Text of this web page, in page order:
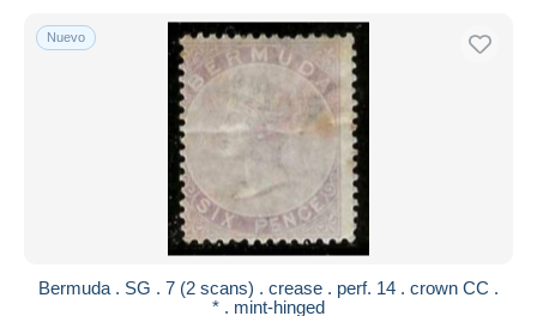
Nuevo
Bermuda . SG . 7 (2 scans) . crease . perf. 14 . crown CC .
* . mint-hinged